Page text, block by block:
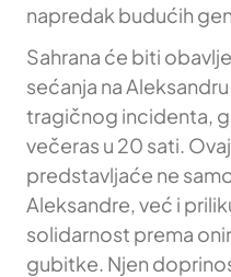
napredak budućih
Sahrana će biti
sećanja na
tragičnog incidenta,
večeras u 20 sati.
predstavljaće ne
Aleksandre, već i
solidarnost prema
gubitke. Njen